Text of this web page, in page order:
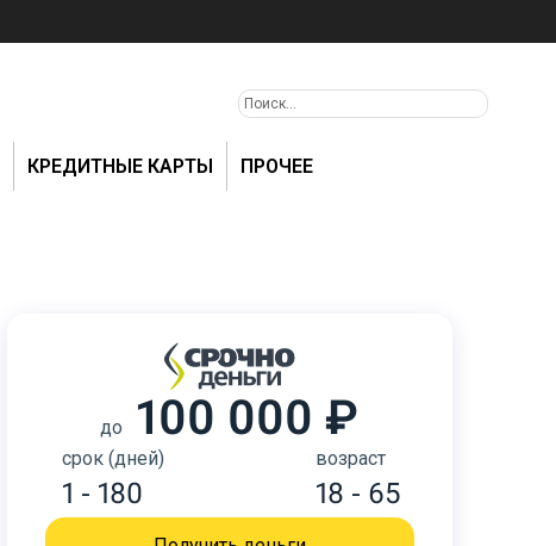
КРЕДИТНЫЕ КАРТЫ ПРОЧЕЕ
до 100 000 ₽
срок (дней)
1 - 180
возраст
18 - 65